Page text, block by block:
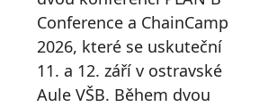
Conference a ChainCamp
2026, které se uskuteční
11. a 12. září v ostravské
Aule VŠB. Během dvou